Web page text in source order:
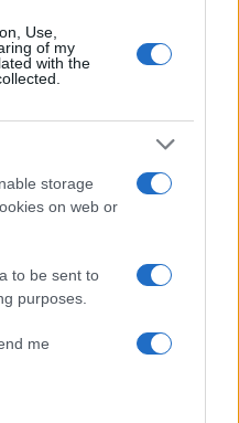
Use,
of my
with the
storage
on web or
to be sent to
purposes.
me
από reCAPTCHA, ισχύουν
της Google.